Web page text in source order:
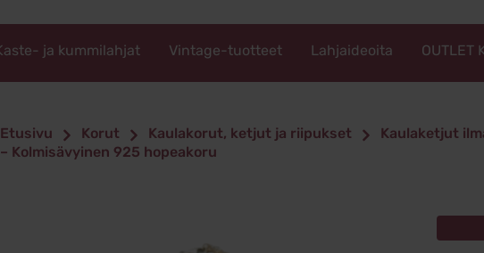
Kaste- ja kummilahjat Vintage-tuotteet Lahjaideoita
Etusivu Korut Kaulakorut, ketjut ja riipukset Kaulaketjut
– Kolmisävyinen 925 hopeakoru